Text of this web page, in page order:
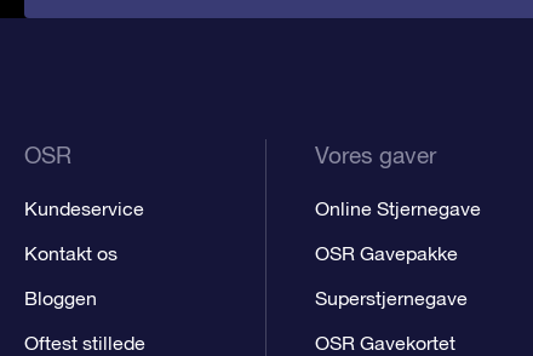
OSR
Kundeservice
Kontakt os
Bloggen
Oftest stillede
Vores gaver
Online Stjernegave
OSR Gavepakke
Superstjernegave
OSR Gavekortet